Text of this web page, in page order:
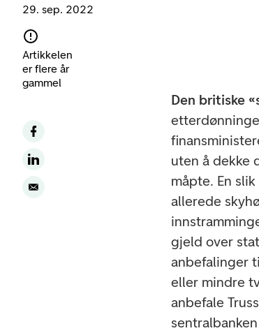
29. sep. 2022
Artikkelen
er flere år
gammel
Den britiske
uten å dekke
måpte. En
allerede
gjeld over
anbefalinger
eller mindre
anbefale